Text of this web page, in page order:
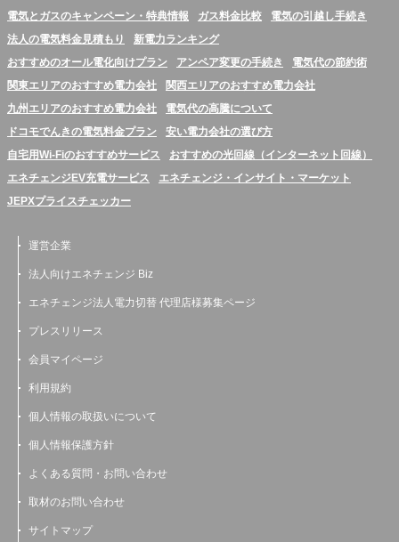
電気とガスのキャンペーン・特典情報
ガス料金比較
電気の引越し手続き
法人の電気料金見積もり
新電力ランキング
おすすめのオール電化向けプラン
アンペア変更の手続き
電気代の節約術
関東エリアのおすすめ電力会社
関西エリアのおすすめ電力会社
九州エリアのおすすめ電力会社
電気代の高騰について
ドコモでんきの電気料金プラン
安い電力会社の選び方
自宅用Wi-Fiのおすすめサービス
おすすめの光回線（インターネット回線）
エネチェンジEV充電サービス
エネチェンジ・インサイト・マーケット
JEPXプライスチェッカー
運営企業
法人向けエネチェンジ Biz
エネチェンジ法人電力切替 代理店様募集ページ
プレスリリース
会員マイページ
利用規約
個人情報の取扱いについて
個人情報保護方針
よくある質問・お問い合わせ
取材のお問い合わせ
サイトマップ